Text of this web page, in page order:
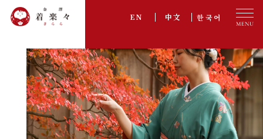
EN 中文 한국어
プラン一覧 PLAN
オプション OPTION
ご利用の流れ FLOW